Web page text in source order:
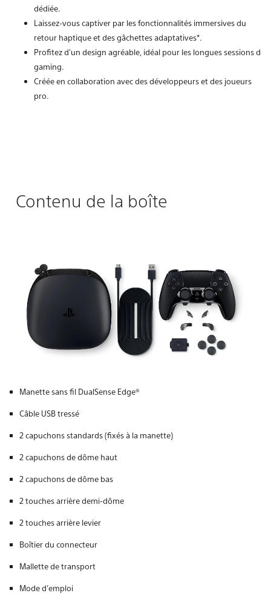
dédiée.
Laissez-vous captiver par les fonctionnalités immersives du
retour haptique et des gâchettes adaptatives*.
Profitez d'un design agréable, idéal pour les longues sessions de
gaming.
Créée en collaboration avec des développeurs et des joueurs
pro.
Contenu de la boîte
Manette sans fil DualSense Edge®
Câble USB tressé
2 capuchons standards (fixés à la manette)
2 capuchons de dôme haut
2 capuchons de dôme bas
2 touches arrière demi-dôme
2 touches arrière levier
Boîtier du connecteur
Mallette de transport
Mode d’emploi